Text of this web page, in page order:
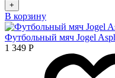
+
В корзину
Футбольный мяч Jogel
1 349 Р